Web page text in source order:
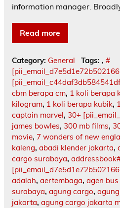
information manager.
Read more
Category: General Tags: , #
cbm berapa cm, 1 koli berapa
kilogram, 1 koli berapa kubik,
captain marvel, 30+
james bowles, 300 mb films,
movie, 7 wonders of new
kaleng, abadi klender jakarta,
cargo surabaya,
adalah, aertembaga, agen
surabaya, agung cargo,
jakarta, agung cargo jakarta